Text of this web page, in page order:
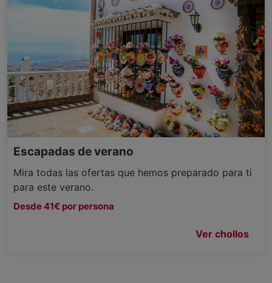
Escapadas de verano
Mira todas las ofertas que hemos preparado para ti
para este verano.
Desde 41€ por persona
Ver chollos